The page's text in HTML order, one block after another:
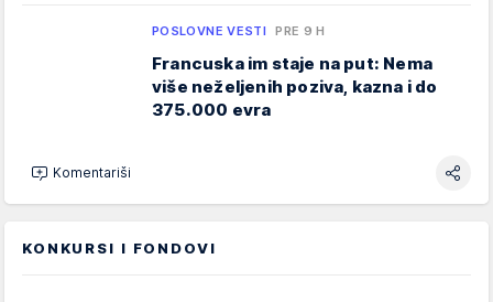
POSLOVNE VESTI PRE 9 H
Francuska im staje na put: Nema
više neželjenih poziva, kazna i do
375.000 evra
Komentariši
KONKURSI I FONDOVI